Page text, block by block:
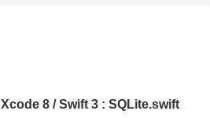
Xcode 8 / Swift 3 : SQLite.swift